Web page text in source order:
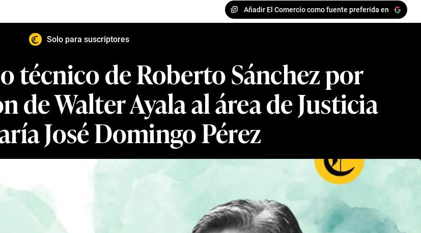
Añadir El Comercio como fuente preferida en
Solo para suscriptores
técnico de Roberto Sánchez por
Walter Ayala al área de Justicia
José Domingo Pérez